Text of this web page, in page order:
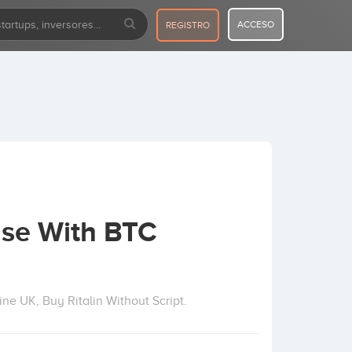
REGISTRO ACCESO
With BTC
UK, Buy Ritalin Without Script.